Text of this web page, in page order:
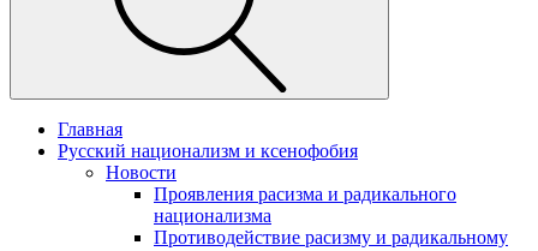
Главная
Русский национализм и ксенофобия
Новости
Проявления расизма и радикального
национализма
Противодействие расизму и радикальному